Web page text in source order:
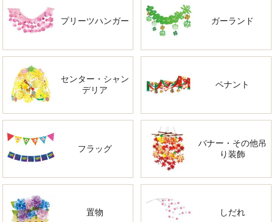
プリーツハンガー ガーランド
センター・シャン
デリア
ペナント
フラッグ
バナー・その他吊
り装飾
置物 しだれ